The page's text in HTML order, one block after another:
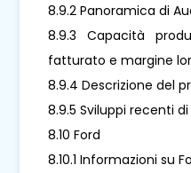
8.9.2 Panoramica di
8.9.3 Capacità
fatturato e margine
8.9.4 Descrizione del
8.9.5 Sviluppi recenti di
8.10 Ford
8.10.1 Informazioni su